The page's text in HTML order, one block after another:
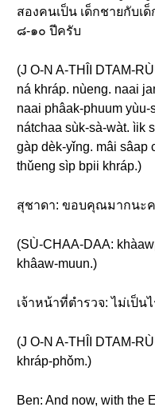
สองคนเป็น เด็กชายกับ
๘-๑๐ ปีครับ
(J O-N A-THÎI DTAM-
ná khráp. nùeng. naai
naai phâak-phuum
nátchaa sùk-sà-wàt. ìik
gàp dèk-yǐng. mâi sâap
thǔeng sìp bpii khráp.)
สุชาดา: ขอบคุณมากนะ
(SÙ-CHAA-DAA:
khâaw-muun.)
เจ้าหน้าที่ตำรวจ: ไม่เป็น
(J O-N A-THÎI DTAM-
khráp-phǒm.)
Ben: And now, with the